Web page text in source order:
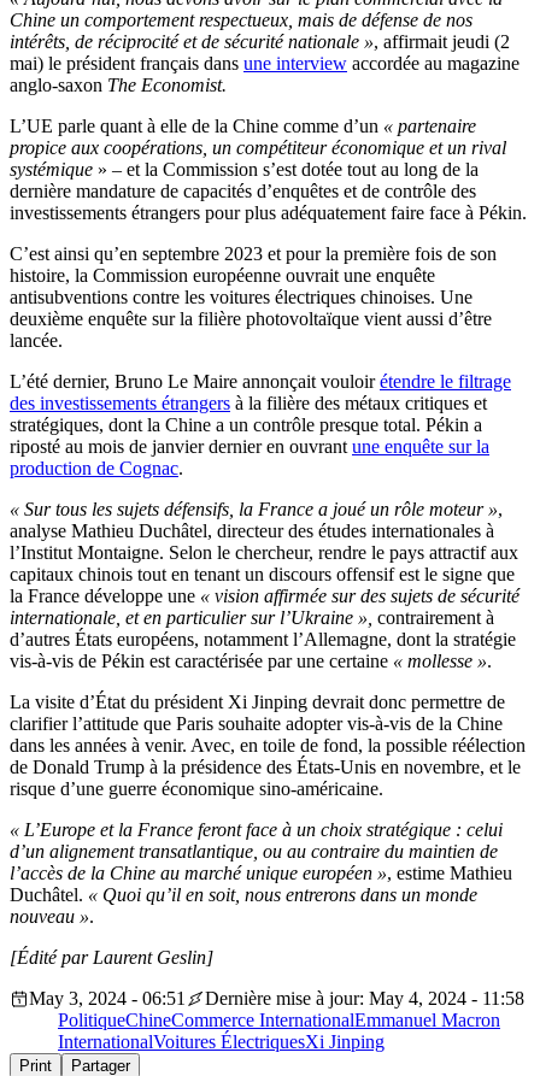
Chine un comportement respectueux, mais de défense de nos
intérêts, de réciprocité et de sécurité nationale », affirmait jeudi (2
mai) le président français dans une interview accordée au magazine
anglo-saxon The Economist.
L’UE parle quant à elle de la Chine comme d’un « partenaire
propice aux coopérations, un compétiteur économique et un rival
systémique » – et la Commission s’est dotée tout au long de la
dernière mandature de capacités d’enquêtes et de contrôle des
investissements étrangers pour plus adéquatement faire face à Pékin.
C’est ainsi qu’en septembre 2023 et pour la première fois de son
histoire, la Commission européenne ouvrait une enquête
antisubventions contre les voitures électriques chinoises. Une
deuxième enquête sur la filière photovoltaïque vient aussi d’être
lancée.
L’été dernier, Bruno Le Maire annonçait vouloirétendre le filtrage
des investissements étrangers à la filière des métaux critiques et
stratégiques, dont la Chine a un contrôle presque total. Pékin a
riposté au mois de janvier dernier en ouvrant une enquête sur la
production de Cognac.
« Sur tous les sujets défensifs, la France a joué un rôle moteur »,
analyse Mathieu Duchâtel, directeur des études internationales à
l’Institut Montaigne. Selon le chercheur, rendre le pays attractif aux
capitaux chinois tout en tenant un discours offensif est le signe que
la France développe une « vision affirmée sur des sujets de sécurité
internationale, et en particulier sur l’Ukraine », contrairement à
d’autres États européens, notamment l’Allemagne, dont la stratégie
vis-à-vis de Pékin est caractérisée par une certaine « mollesse ».
La visite d’État du président Xi Jinping devrait donc permettre de
clarifier l’attitude que Paris souhaite adopter vis-à-vis de la Chine
dans les années à venir. Avec, en toile de fond, la possible réélection
de Donald Trump à la présidence des États-Unis en novembre, et le
risque d’une guerre économique sino-américaine.
« L’Europe et la France feront face à un choix stratégique : celui
d’un alignement transatlantique, ou au contraire du maintien de
l’accès de la Chine au marché unique européen », estime Mathieu
Duchâtel. « Quoi qu’il en soit, nous entrerons dans un monde
nouveau ».
[Édité par Laurent Geslin]
May 3, 2024 - 06:51
Dernière mise à jour: May 4, 2024 - 11:58
PolitiqueChineCommerce InternationalEmmanuel Macron
InternationalVoitures ÉlectriquesXi Jinping
Print Partager